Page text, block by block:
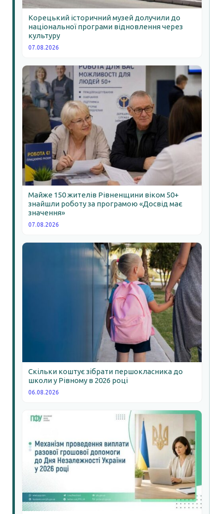
Корецький історичний музей долучили до
національної програми відновлення через
культуру
07.08.2026
Майже 150 жителів Рівненщини віком 50+
знайшли роботу за програмою «Досвід має
значення»
07.08.2026
Скільки коштує зібрати першокласника до
школи у Рівному в 2026 році
06.08.2026